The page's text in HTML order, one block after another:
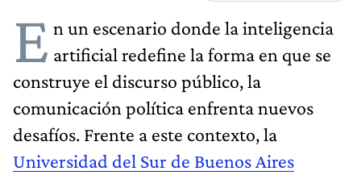
E n un escenario donde la inteligencia
artificial redefine la forma en que se
construye el discurso público, la
comunicación política enfrenta nuevos
desafíos. Frente a este contexto, la
Universidad del Sur de Buenos Aires